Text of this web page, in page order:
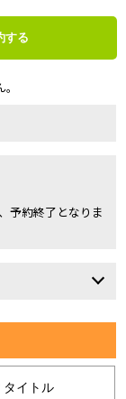
する
予約終了となりま
タイトル